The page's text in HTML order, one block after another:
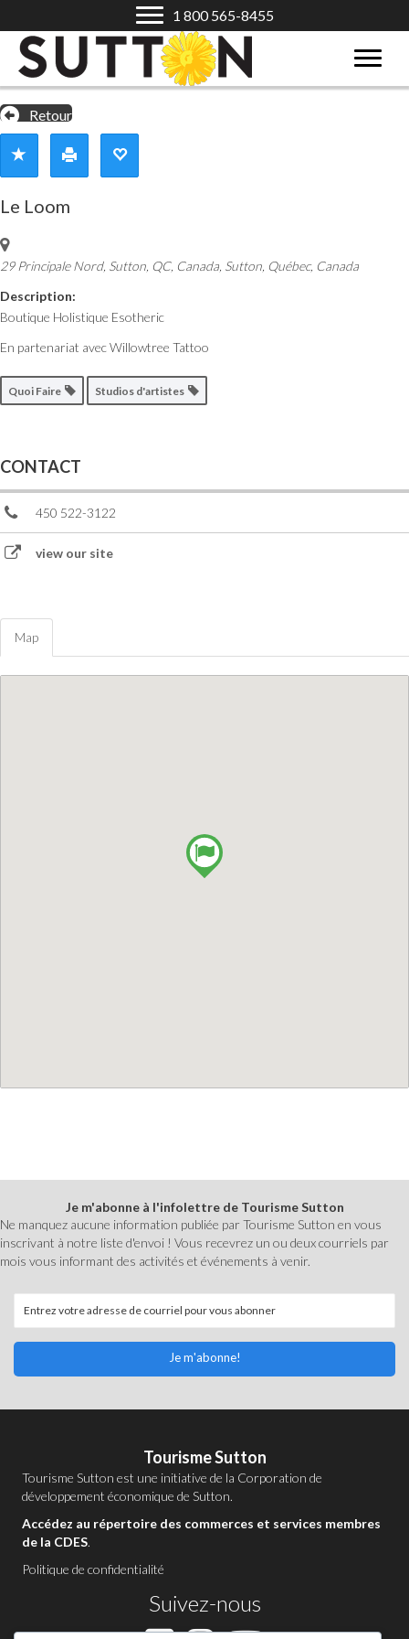
1 800 565-8455
Retour
Le Loom
29 Principale Nord, Sutton, QC, Canada Sutton, Québec, Canada
Description:
Boutique Holistique Esotheric
En partenariat avec Willowtree Tattoo
Quoi Faire Studios d'artistes
CONTACT
450 522-3122
view our site
Map
Je m'abonne à l'infolettre de Tourisme Sutton
Ne manquez aucune information publiée par Tourisme Sutton en vous
inscrivant à notre liste d'envoi ! Vous recevrez un ou deux courriels par
mois vous informant des activités et événements à venir.
Je m'abonne!
Tourisme Sutton
Tourisme Sutton est une initiative de la Corporation de
développement économique de Sutton.
Accédez au répertoire des commerces et services membres
de la CDES.
Politique de confidentialité
Suivez-nous